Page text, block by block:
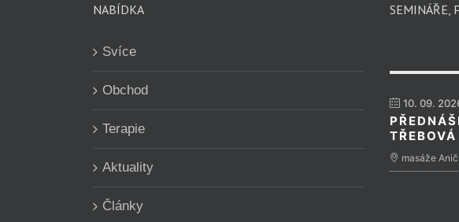
NABÍDKA
Svíce
Obchod
Terapie
Aktuality
Články
SEMINÁŘE,
10. 09.
TŘEBOVÁ
masáže